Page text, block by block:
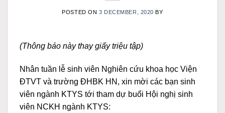
POSTED ON 3 DECEMBER, 2020 BY
(Thông báo này thay giấy triệu tập)
Nhân tuần lễ sinh viên Nghiên cứu khoa học Viện
ĐTVT và trường ĐHBK HN, xin mời các bạn sinh
viên ngành KTYS tới tham dự buổi Hội nghị sinh
viên NCKH ngành KTYS: